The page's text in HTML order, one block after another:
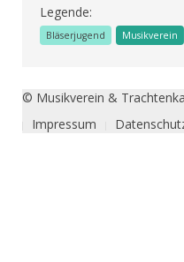
Legende:
Bläserjugend Musikverein
© Musikverein &
Impressum